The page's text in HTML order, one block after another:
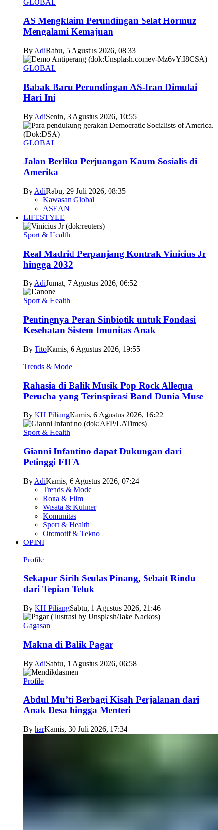
GLOBAL
AS Mengklaim Perundingan Selat Hormuz
Mengalami Kemajuan
By AdiRabu, 5 Agustus 2026, 08:33
GLOBAL
Babak Baru Perundingan AS-Iran Dimulai
Hari Ini
By AdiSenin, 3 Agustus 2026, 10:55
GLOBAL
Jalan Berliku Perjuangan Kaum Sosialis di
Amerika
By AdiRabu, 29 Juli 2026, 08:35
Kawasan Global
ASEAN
LIFESTYLE
Sport & Health
Real Madrid Perpanjang Kontrak Vinicius Jr
hingga 2032
ByAdiJumat, 7 Agustus 2026, 06:52
Sport & Health
Pentingnya Peran Sinbiotik untuk Fondasi
Kesehatan Sistem Imunitas Anak
By TitoKamis, 6 Agustus 2026, 19:55
Trends & Mode
Rahasia di Balik Musik Pop Rock Allequa
Perucha yang Terinspirasi Band Dunia Muse
By KH PiliangKamis, 6 Agustus 2026, 16:22
Sport & Health
Gianni Infantino dapat Dukungan dari
Petinggi FIFA
By AdiKamis, 6 Agustus 2026, 07:24
Trends & Mode
Rona & Film
Wisata & Kuliner
Komunitas
Sport & Health
Otomotif & Tekno
OPINI
Profile
Sekapur Sirih Seulas Pinang, Sebait Rindu
dari Tepian Teluk
By KH PiliangSabtu, 1 Agustus 2026, 21:46
Gagasan
Makna di Balik Pagar
By AdiSabtu, 1 Agustus 2026, 06:58
Profile
Abdul Mu’ti Berbagi Kisah Perjalanan dari
Anak Desa hingga Menteri
By harKamis, 30 Juli 2026, 17:34